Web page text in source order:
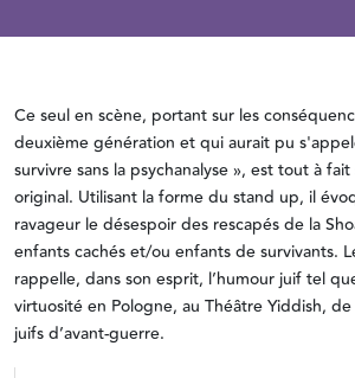
Ce seul en scène, portant sur les
deuxième génération et qui aurait pu
survivre sans la psychanalyse », est tout à
original. Utilisant la forme du stand up, il
ravageur le désespoir des rescapés de la
enfants cachés et/ou enfants de survivants.
rappelle, dans son esprit, l’humour juif tel
virtuosité en Pologne, au Théâtre Yiddish,
juifs d’avant-guerre.